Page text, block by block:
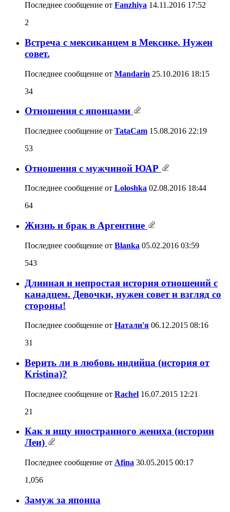
Последнее сообщение от Fanzhiya 14.11.2016 17:52
2
Встреча с мексиканцем в Мексике. Нужен
совет.
Последнее сообщение от Mandarin 25.10.2016 18:15
34
Отношения с японцами
Последнее сообщение от TataCam 15.08.2016 22:19
53
Отношения с мужчиной ЮАР
Последнее сообщение от Loloshka 02.08.2016 18:44
64
Жизнь и брак в Аргентине
Последнее сообщение от Blanka 05.02.2016 03:59
543
Длинная и непростая история отношений с
канадцем. Девочки, нужен совет и взгляд со
стороны!
Последнее сообщение от Натали'я 06.12.2015 08:16
31
Верить ли в любовь индийца (история от
Kristina)?
Последнее сообщение от Rachel 16.07.2015 12:21
21
Как я ищу иностранного жениха (истории
Леи)
Последнее сообщение от Afina 30.05.2015 00:17
1,056
Замуж за японца